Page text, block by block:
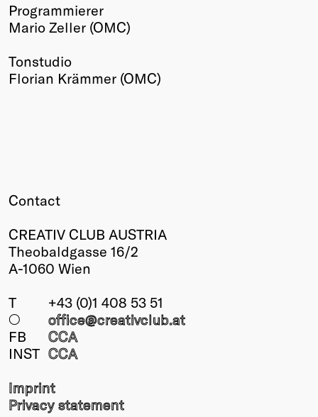
Programmierer
Mario Zeller (OMC)
Tonstudio
Florian Krämmer (OMC)
Contact
CREATIV CLUB AUSTRIA
Theobaldgasse 16/2
A-1060 Wien
T
+43 (0)1 408 53 51
○
office@creativclub.at
FB
CCA
INST CCA
Imprint
Privacy statement